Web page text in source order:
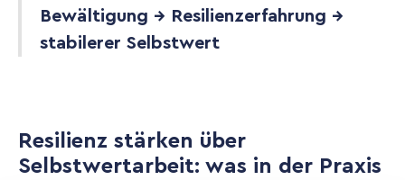
Bewältigung → Resilienzerfahrung →
stabilerer Selbstwert
Resilienz stärken über
Selbstwertarbeit: was in der Praxis